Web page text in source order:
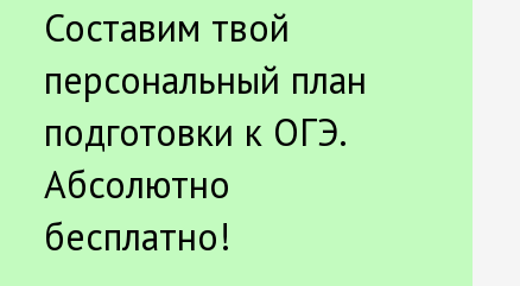
Составим твой
персональный план
подготовки к ОГЭ.
Абсолютно
бесплатно!